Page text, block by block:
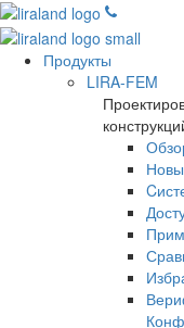
Продукты
LIRA-FEM